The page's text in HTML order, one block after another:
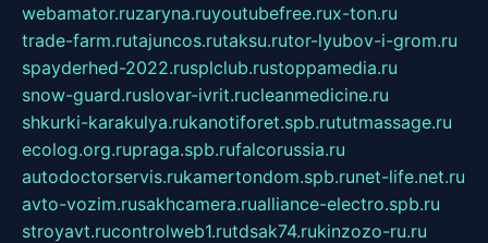
webamator.ruzaryna.ruyoutubefree.rux-ton.ru
trade-farm.rutajuncos.rutaksu.rutor-lyubov-i-grom.ru
spayderhed-2022.rusplclub.rustoppamedia.ru
snow-guard.ruslovar-ivrit.rucleanmedicine.ru
shkurki-karakulya.rukanotiforet.spb.rututmassage.ru
ecolog.org.rupraga.spb.rufalcorussia.ru
autodoctorservis.rukamertondom.spb.runet-life.net.ru
avto-vozim.rusakhcamera.rualliance-electro.spb.ru
stroyavt.rucontrolweb1.rutdsak74.rukinzozo-ru.ru